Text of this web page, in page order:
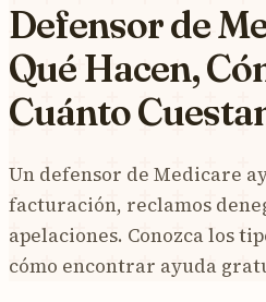
Defensor de
Qué Hacen,
Cuánto
Un defensor de Medicare
facturación, reclamos
apelaciones. Conozca los
cómo encontrar ayuda